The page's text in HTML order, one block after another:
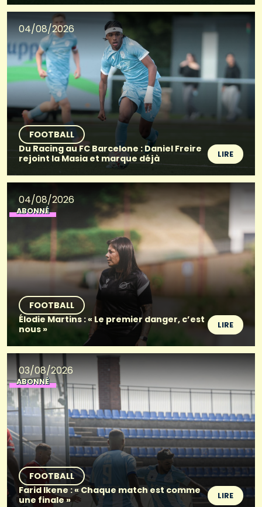
04/08/2026
FOOTBALL
Du Racing au FC Barcelone : Daniel Freire
rejoint la Masia et marque déjà
LIRE
04/08/2026
ABONNÉ
FOOTBALL
Élodie Martins : « Le premier danger, c’est
nous »
LIRE
03/08/2026
ABONNÉ
FOOTBALL
Farid Ikene : « Chaque match est comme
une finale »
LIRE